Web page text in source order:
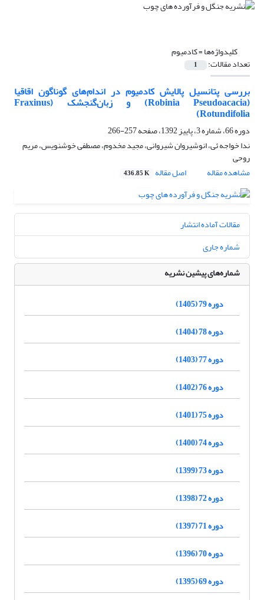
کلیدواژه‌ها =کادمیوم
تعداد مقالات: 1
بررسی پتانسیل پالایش کادمیوم در اندام‌‌‌های گوناگون اقاقیا
(Robinia Pseudoacacia) و زبان‌‌گنجشک (Fraxinus
Rotundifolia)
دوره 66، شماره 3، پاییز 1392، صفحه
257-266
ندا خواجه ئی، انوشیروان شیروانی، مجید مخدوم، مصطفی خوشنویس، مریم
روحی
مشاهده مقاله
اصل مقاله 436.85 K
مقالات آماده انتشار
شماره جاری
شماره‌های پیشین نشریه
دوره 79 (1405)
دوره 78 (1404)
دوره 77 (1403)
دوره 76 (1402)
دوره 75 (1401)
دوره 74 (1400)
دوره 73 (1399)
دوره 72 (1398)
دوره 71 (1397)
دوره 70 (1396)
دوره 69 (1395)